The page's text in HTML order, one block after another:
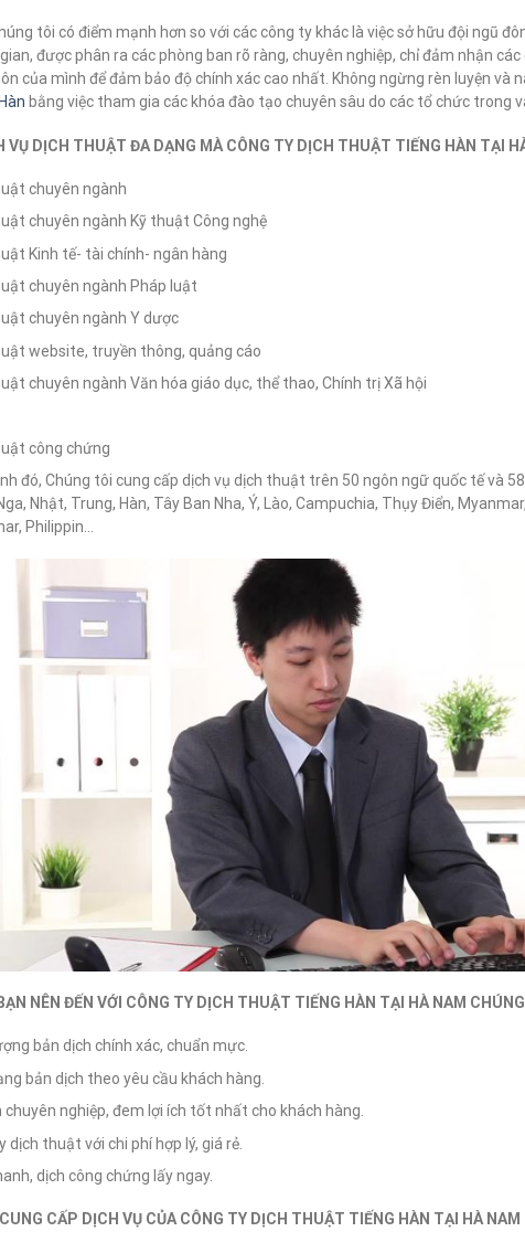
tôi có điểm mạnh hơn so với các công ty khác là việc sở hữu đội ngũ
được phân ra các phòng ban rõ ràng, chuyên nghiệp, chỉ đảm nhận
của mình để đảm bảo độ chính xác cao nhất. Không ngừng rèn luyện và
bằng việc tham gia các khóa đào tạo chuyên sâu do các tổ chức trong
VỤ DỊCH THUẬT ĐA DẠNG MÀ CÔNG TY DỊCH THUẬT TIẾNG HÀN TẠI
chuyên ngành
chuyên ngành Kỹ thuật Công nghệ
Kinh tế- tài chính- ngân hàng
chuyên ngành Pháp luật
chuyên ngành Y dược
website, truyền thông, quảng cáo
chuyên ngành Văn hóa giáo dục, thể thao, Chính trị Xã hội
công chứng
đó, Chúng tôi cung cấp dịch vụ dịch thuật trên 50 ngôn ngữ quốc tế và
Nhật, Trung, Hàn, Tây Ban Nha, Ý, Lào, Campuchia, Thụy Điển,
Philippin…
NÊN ĐẾN VỚI CÔNG TY DỊCH THUẬT TIẾNG HÀN TẠI HÀ NAM
bản dịch chính xác, chuẩn mực.
bản dịch theo yêu cầu khách hàng.
chuyên nghiệp, đem lợi ích tốt nhất cho khách hàng.
dịch thuật với chi phí hợp lý, giá rẻ.
dịch công chứng lấy ngay.
CẤP DỊCH VỤ CỦA CÔNG TY DỊCH THUẬT TIẾNG HÀN TẠI HÀ NAM